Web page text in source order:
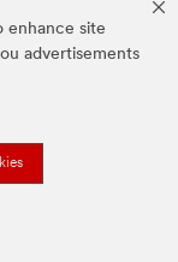
enhance site
advertisements